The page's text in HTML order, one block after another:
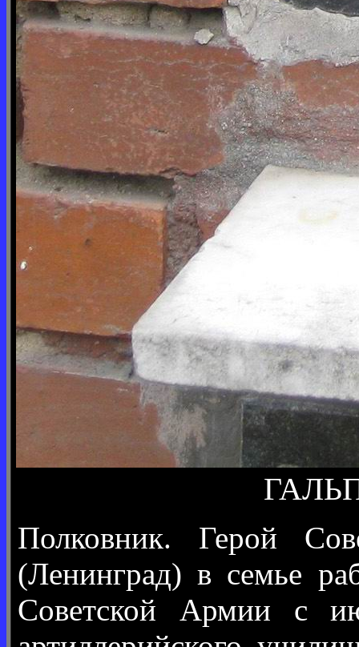
Полковник. Герой
(Ленинград) в семье
Советской Армии с